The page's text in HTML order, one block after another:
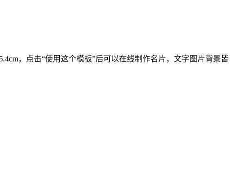
，点击“使用这个模板”后可以在线制作名片，文字图片背景皆